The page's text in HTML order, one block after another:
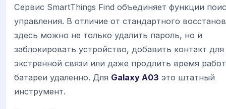
Сервис SmartThings Find объединяет функции
управления. В отличие от стандартного
здесь можно не только удалить пароль, но и
заблокировать устройство, добавить контакт для
экстренной связи или даже продлить время
батареи удаленно. Для Galaxy A03 это штатный
инструмент.